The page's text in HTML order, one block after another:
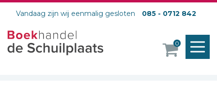
Vandaag zijn wij eenmalig gesloten 085 - 0712 842
0